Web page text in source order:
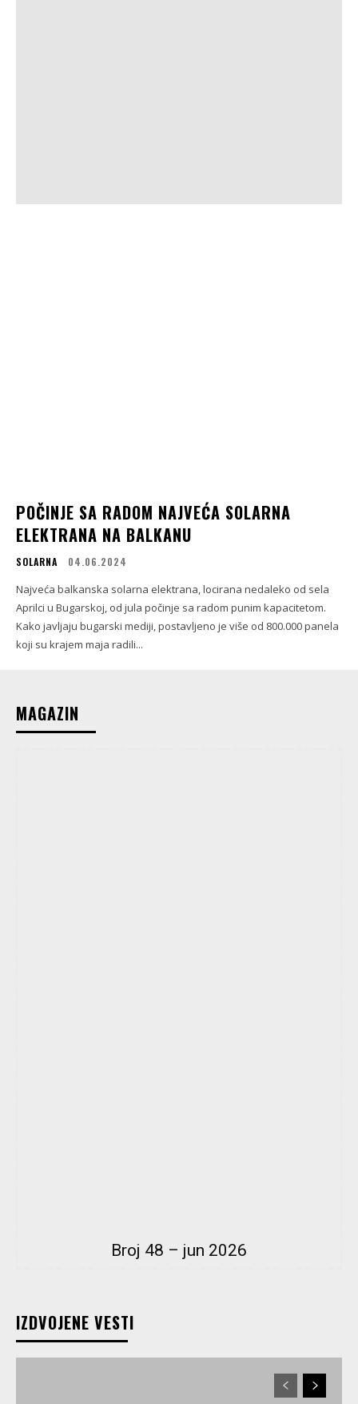
POČINJE SA RADOM NAJVEĆA SOLARNA
ELEKTRANA NA BALKANU
SOLARNA 04.06.2024
Najveća balkanska solarna elektrana, locirana nedaleko od sela
Aprilci u Bugarskoj, od jula počinje sa radom punim kapacitetom.
Kako javljaju bugarski mediji, postavljeno je više od 800.000 panela
koji su krajem maja radili...
MAGAZIN
Broj 48 – jun 2026
IZDVOJENE VESTI